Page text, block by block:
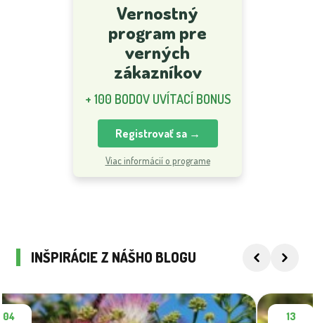
Vernostný
program pre
verných
zákazníkov
+ 100 BODOV UVÍTACÍ BONUS
Registrovať sa →
Viac informácií o programe
INŠPIRÁCIE Z NÁŠHO BLOGU
04 13